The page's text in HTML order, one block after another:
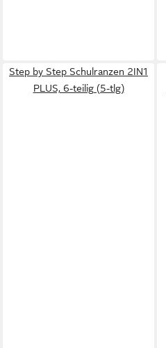
Step by Step Schulranzen 2IN1
PLUS, 6-teilig (5-tlg)